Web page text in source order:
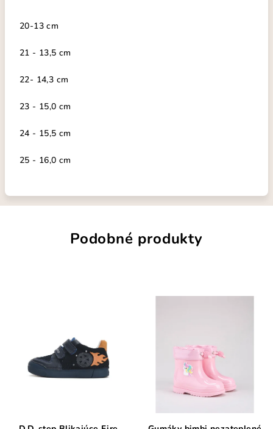
20-13 cm
21 - 13,5 cm
22- 14,3 cm
23 - 15,0 cm
24 - 15,5 cm
25 - 16,0 cm
Podobné produkty